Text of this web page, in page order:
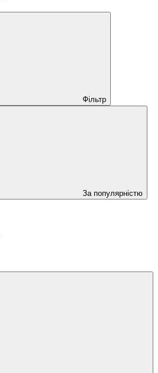
Фільтр
За популярністю